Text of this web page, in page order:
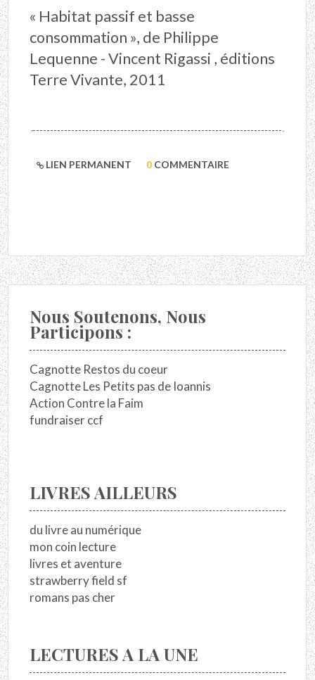
Nous Soutenons, Nous
Participons :
Cagnotte Restos du coeur
Cagnotte Les Petits pas de Ioannis
Action Contre la Faim
fundraiser ccf
LIVRES AILLEURS
du livre au numérique
mon coin lecture
livres et aventure
strawberry field sf
romans pas cher
LECTURES A LA UNE
« Habitat passif et basse
consommation », de Philippe
Lequenne - Vincent Rigassi , éditions
Terre Vivante, 2011
LIEN PERMANENT 0 COMMENTAIRE